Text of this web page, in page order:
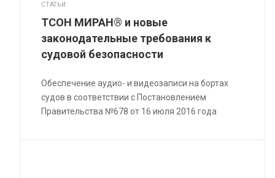
СТАТЬИ
ТСОН МИРАН® и новые
законодательные требования к
судовой безопасности
Обеспечение аудио- и видеозаписи на бортах
судов в соответствии с Постановлением
Правительства №678 от 16 июля 2016 года